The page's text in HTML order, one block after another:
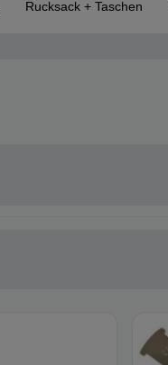
Rucksack + Taschen